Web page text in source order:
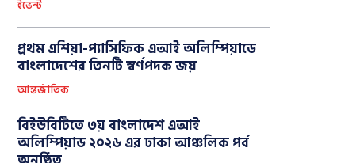
ইভেন্ট
প্রথম এশিয়া-প্যাসিফিক এআই অলিম্পিয়াডে
বাংলাদেশের তিনটি স্বর্ণপদক জয়
আন্তর্জাতিক
বিইউবিটিতে ৩য় বাংলাদেশ এআই
অলিম্পিয়াড ২০২৬ এর ঢাকা আঞ্চলিক পর্ব